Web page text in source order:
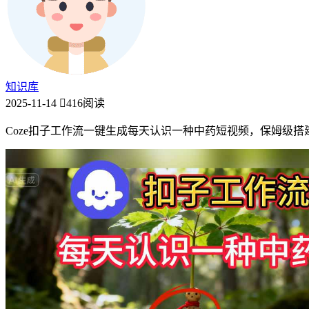
知识库
2025-11-14
416阅读
Coze扣子工作流一键生成每天认识一种中药短视频，保姆级搭